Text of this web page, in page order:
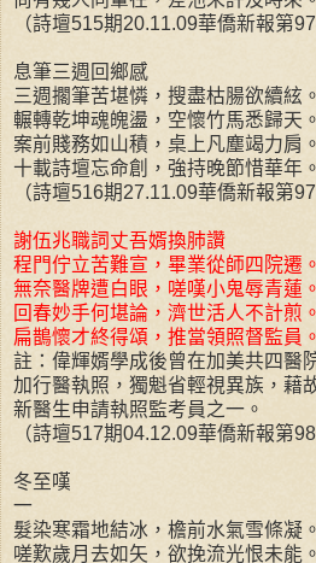
（詩壇515期20.11.09華僑新報第
息筆三週回鄉感
三週擱筆苦堪憐，搜盡枯腸欲續絃。
輾轉乾坤魂魄盪，空懷竹馬悉歸天。
案前賤務如山積，桌上凡塵竭力肩。
十載詩壇忘命創，強持晚節惜華年。
（詩壇516期27.11.09華僑新報第
謝伍兆職詞丈吾婿換肺讚
程門佇立苦難宣，畢業從師四院遷。
無奈醫牌遭白眼，嗟嘆小鬼辱青蓮。
回春妙手何堪論，濟世活人不計煎。
扁鵲懷才終得頌，推當領照督監員。
註：偉輝婿學成後曾在加美共四醫
加行醫執照，獨魁省輕視異族，藉
新醫生申請執照監考員之一。
（詩壇517期04.12.09華僑新報第
冬至嘆
一
髮染寒霜地結冰，檐前水氣雪條凝。
嗟歎歲月去如矢，欲挽流光恨未能。